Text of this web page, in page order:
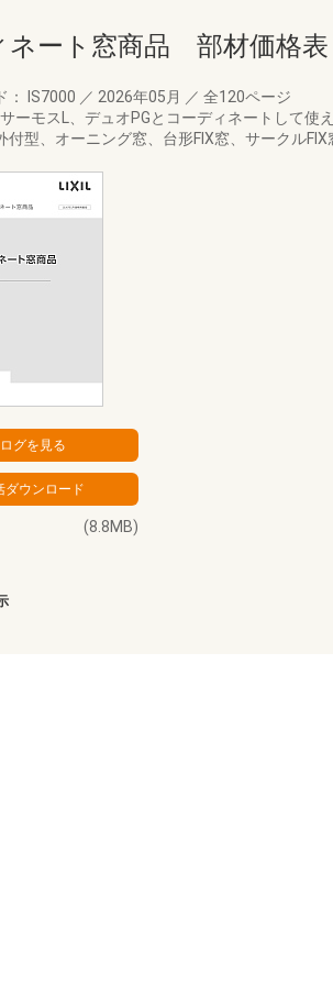
ネート窓商品 部材価格表
： IS7000 ／ 2026年05月 ／ 全120ページ
ーモスL、デュオPGとコーディネートして
付型、オーニング窓、台形FIX窓、サークル
(8.8MB)